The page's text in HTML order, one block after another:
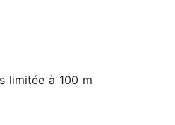
limitée à 100 m